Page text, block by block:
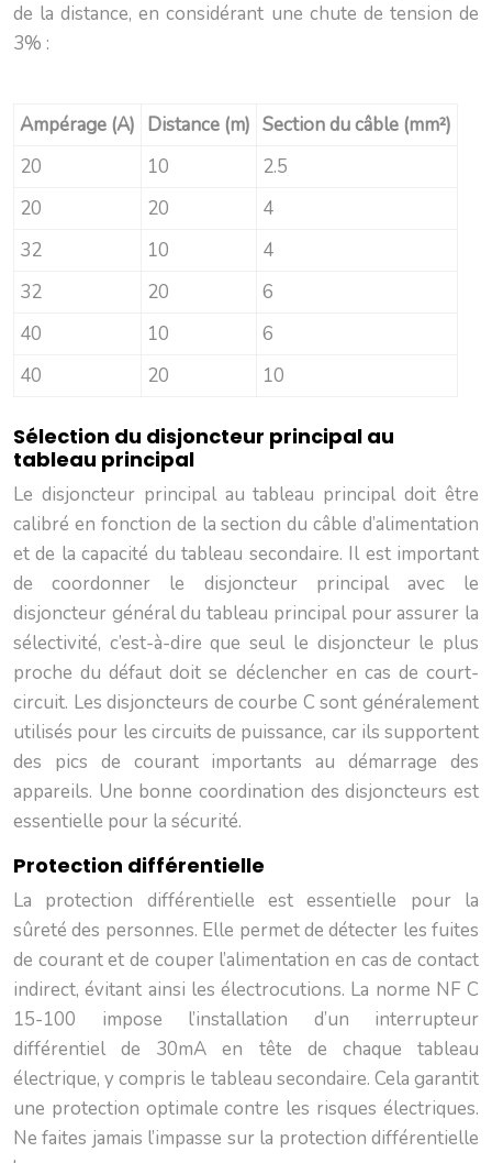
de la distance, en considérant une chute de tension de
3% :
Ampérage (A) Distance (m) Section du câble (mm²)
20
10
2.5
20
20
4
32
10
4
32
20
6
40
10
6
40
20 10
Sélection du disjoncteur principal au
tableau principal
Le disjoncteur principal au tableau principal doit être
calibré en fonction de la section du câble d’alimentation
et de la capacité du tableau secondaire. Il est important
de coordonner le disjoncteur principal avec le
disjoncteur général du tableau principal pour assurer la
sélectivité, c’est-à-dire que seul le disjoncteur le plus
proche du défaut doit se déclencher en cas de court-
circuit. Les disjoncteurs de courbe C sont généralement
utilisés pour les circuits de puissance, car ils supportent
des pics de courant importants au démarrage des
appareils. Une bonne coordination des disjoncteurs est
essentielle pour la sécurité.
Protection différentielle
La protection différentielle est essentielle pour la
sûreté des personnes. Elle permet de détecter les fuites
de courant et de couper l’alimentation en cas de contact
indirect, évitant ainsi les électrocutions. La norme NF C
15-100 impose l’installation d’un interrupteur
différentiel de 30mA en tête de chaque tableau
électrique, y compris le tableau secondaire. Cela garantit
une protection optimale contre les risques électriques.
Ne faites jamais l’impasse sur la protection différentielle